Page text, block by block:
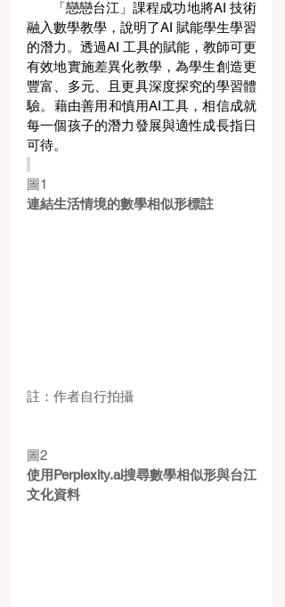
融入數學教學，說明了AI 賦能學生學習
的潛力。透過AI 工具的賦能，教師可更
有效地實施差異化教學，為學生創造更
豐富、多元、且更具深度探究的學習體
驗。藉由善用和慎用AI工具，相信成就
每一個孩子的潛力發展與適性成長指日
可待。
圖1
連結生活情境的數學相似形標註
註：作者自行拍攝
圖2
使用Perplexity.ai搜尋數學相似形與台江
文化資料